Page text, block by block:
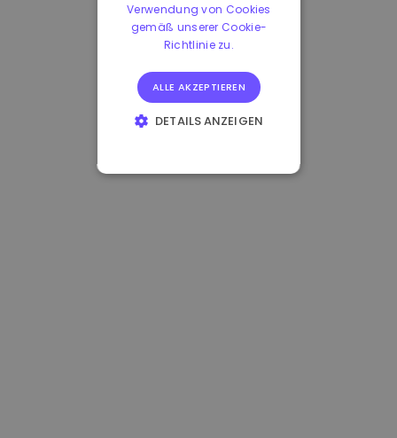
Verwendung von Cookies
gemäß unserer Cookie-
Richtlinie zu.
ALLE AKZEPTIEREN
DETAILS ANZEIGEN